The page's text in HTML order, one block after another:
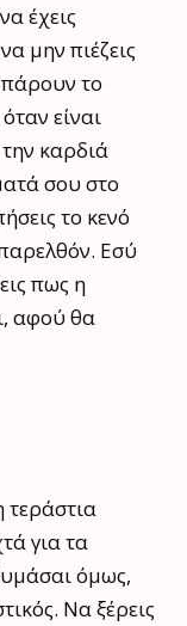
έχεις
μην πιέζεις
το
είναι
καρδιά
σου στο
το κενό
Εσύ
πως η
αφού θα
τεράστια
για τα
όμως,
Να ξέρεις